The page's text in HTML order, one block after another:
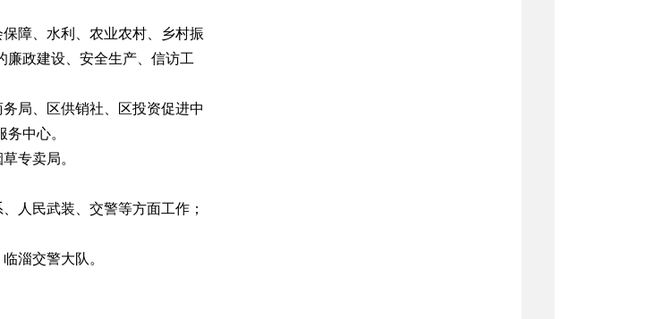
保障、水利、农业农村、乡村振
廉政建设、安全生产、信访工
局、区供销社、区投资促进中
中心。
专卖局。
人民武装、交警等方面工作；
淄交警大队。